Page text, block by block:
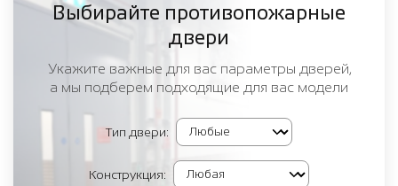
Выбирайте противопожарные
двери
Укажите важные для вас параметры дверей,
а мы подберем подходящие для вас модели
Тип двери:
Конструкция: